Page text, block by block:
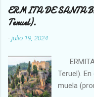
OVNIS.
diversas
molestas.
ERMITA DE SANTA
Teruel).
-julio 19, 2024
ERMITA
Teruel).
muela